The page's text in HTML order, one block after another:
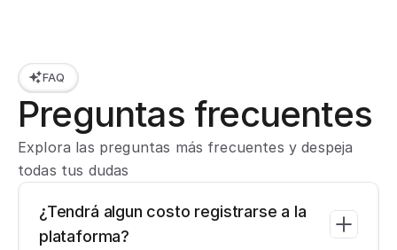
FAQ
Preguntas frecuentes
Explora las preguntas más frecuentes y despeja
todas tus dudas
¿Tendrá algun costo registrarse a la
plataforma?